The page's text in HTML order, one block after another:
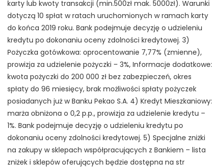
karty lub kwoty transakcji (min.500zł mak. 5000zł). Warunki
dotyczą 10 spłat w ratach uruchomionych w ramach karty
do końca 2019 roku. Bank podejmuje decyzję o udzieleniu
kredytu po dokonaniu oceny zdolności kredytowej. 3)
Pożyczka gotówkowa: oprocentowanie 7,77% (zmienne),
prowizja za udzielenie pożyczki – 3%, Informacje dodatkowe:
kwota pożyczki do 200 000 zł bez zabezpieczeń, okres
spłaty do 96 miesięcy, brak możliwości spłaty pożyczek
posiadanych już w Banku Pekao S.A. 4) Kredyt Mieszkaniowy:
marża obniżona o 0,2 p.p., prowizja za udzielenie kredytu –
1%. Bank podejmuje decyzję o udzieleniu kredytu po
dokonaniu oceny zdolności kredytowej. 5) Specjalne zniżki
na zakupy w sklepach współpracujących z Bankiem – lista
zniżek i sklepów oferujących będzie dostępna na str